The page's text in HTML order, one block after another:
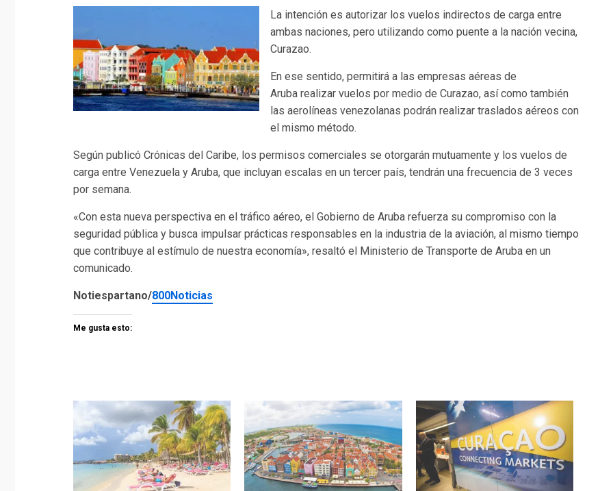
La intención es autorizar los vuelos indirectos de carga entre
ambas naciones, pero utilizando como puente a la nación vecina,
Curazao.
En ese sentido, permitirá a las empresas aéreas de
Aruba realizar vuelos por medio de Curazao, así como también
las aerolíneas venezolanas podrán realizar traslados aéreos con
el mismo método.
Según publicó Crónicas del Caribe, los permisos comerciales se otorgarán mutuamente y los vuelos de
carga entre Venezuela y Aruba, que incluyan escalas en un tercer país, tendrán una frecuencia de 3 veces
por semana.
«Con esta nueva perspectiva en el tráfico aéreo, el Gobierno de Aruba refuerza su compromiso con la
seguridad pública y busca impulsar prácticas responsables en la industria de la aviación, al mismo tiempo
que contribuye al estímulo de nuestra economía», resaltó el Ministerio de Transporte de Aruba en un
comunicado.
Notiespartano/800Noticias
Me gusta esto: